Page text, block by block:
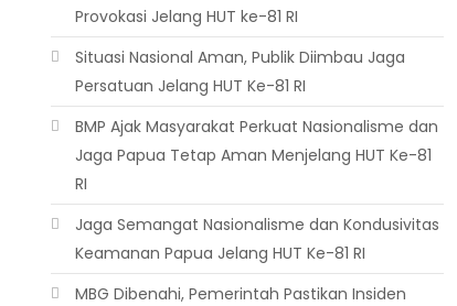
Provokasi Jelang HUT ke-81 RI
Situasi Nasional Aman, Publik Diimbau Jaga
Persatuan Jelang HUT Ke-81 RI
BMP Ajak Masyarakat Perkuat Nasionalisme dan
Jaga Papua Tetap Aman Menjelang HUT Ke-81
RI
Jaga Semangat Nasionalisme dan Kondusivitas
Keamanan Papua Jelang HUT Ke-81 RI
MBG Dibenahi, Pemerintah Pastikan Insiden